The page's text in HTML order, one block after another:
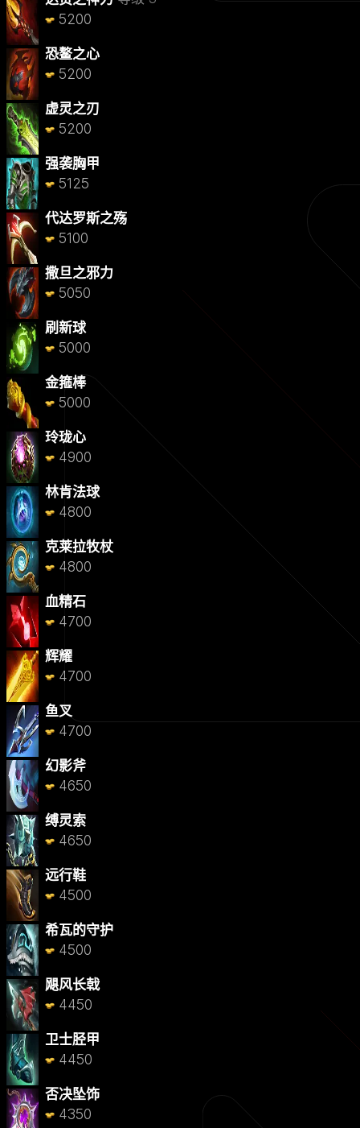
5200
恐鳌之心
5200
虚灵之刃
5200
强袭胸甲
5125
代达罗斯之殇
5100
撒旦之邪力
5050
刷新球
5000
金箍棒
5000
玲珑心
4900
林肯法球
4800
克莱拉牧杖
4800
血精石
4700
辉耀
4700
鱼叉
4700
幻影斧
4650
缚灵索
4650
远行鞋
4500
希瓦的守护
4500
飓风长戟
4450
卫士胫甲
4450
否决坠饰
4350